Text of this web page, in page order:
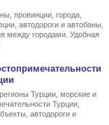
провинции, города,
автодороги и автобаны,
между городами. Удобная
Турции, морские и
Турции,
автодороги и